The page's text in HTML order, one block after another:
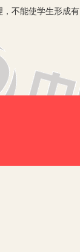
不能使学生形成有
重点观察法是指学
化后的状态进行比